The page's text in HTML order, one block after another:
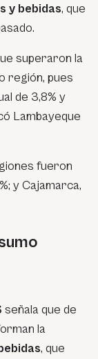
y bebidas, que
superaron la
región, pues
de 3,8% y
Lambayeque
fueron
y Cajamarca,
señala que de
la
, que